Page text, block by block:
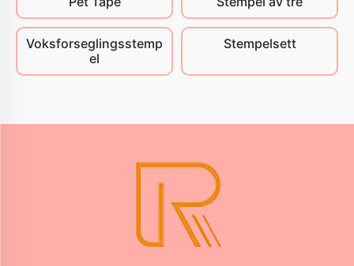
Voksforseglingsstemp
el
Stempelsett